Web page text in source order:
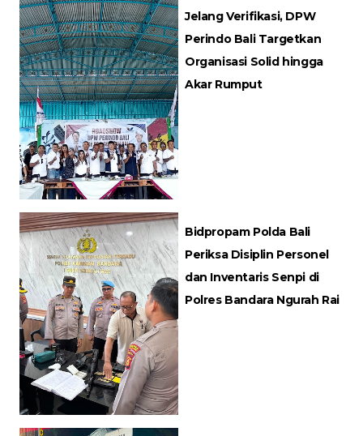
Jelang Verifikasi, DPW
Perindo Bali Targetkan
Organisasi Solid hingga
Akar Rumput
Bidpropam Polda Bali
Periksa Disiplin Personel
dan Inventaris Senpi di
Polres Bandara Ngurah Rai